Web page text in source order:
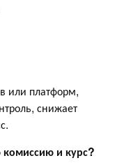
или платформ,
снижает
и курс?